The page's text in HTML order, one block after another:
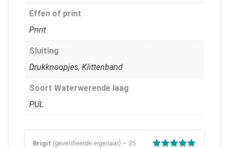
Effen of print
Print
Sluiting
Drukknoopjes, Klittenband
Soort Waterwerende laag
PUL
Brigit (geverifieerde eigenaar) – 25